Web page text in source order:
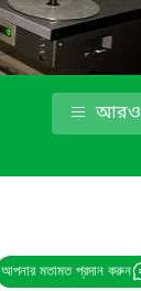
আরও
আপনার মতামত প্রদান করুন